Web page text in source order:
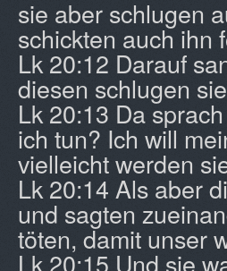
sie aber schlugen
schickten auch ihn
Lk 20:12 Darauf
diesen schlugen
Lk 20:13 Da
ich tun? Ich will
vielleicht werden
Lk 20:14 Als aber
und sagten
töten, damit unser
Lk 20:15 Und sie